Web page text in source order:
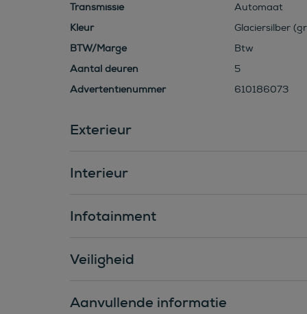
Transmissie
Automaat
Kleur
Glaciersilber
BTW/Marge
Btw
Aantal deuren
5
Advertentienummer
610186073
Exterieur
Interieur
Infotainment
Veiligheid
Aanvullende informatie